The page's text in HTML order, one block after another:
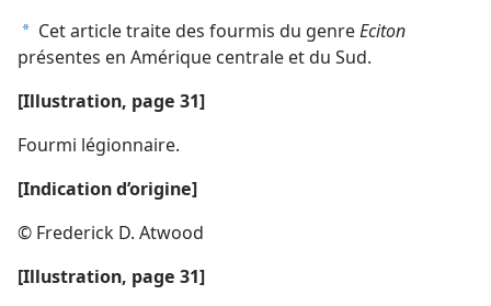
a Cet article traite des fourmis du genreEciton
présentes en Amérique centrale et du Sud.
[Illustration, page 31]
Fourmi légionnaire.
[Indication d’origine]
© Frederick D. Atwood
[Illustration, page 31]